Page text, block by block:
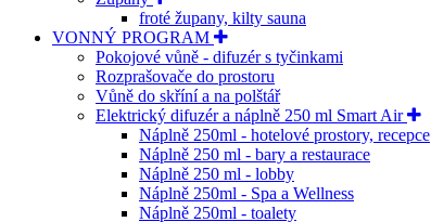
froté župany, kilty sauna
VONNÝ PROGRAM
Pokojové vůně - difuzér s tyčinkami
Rozprašovače do prostoru
Vůně do skříní a na polštář
Elektrický difuzér a náplně 250 ml Smart Air
Náplně 250ml - hotelové prostory, recepce
Náplně 250 ml - bary a restaurace
Náplně 250 ml - lobby
Náplně 250ml - Spa a Wellness
Náplně 250ml - toalety